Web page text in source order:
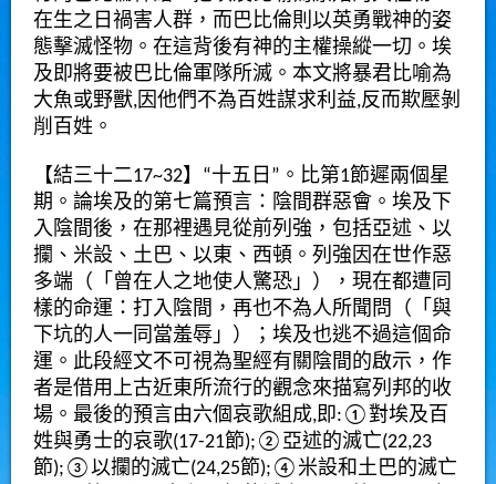
在生之日禍害人群，而巴比倫則以英勇戰神的姿
態擊滅怪物。在這背後有神的主權操縱一切。埃
及即將要被巴比倫軍隊所滅。本文將暴君比喻為
大魚或野獸,因他們不為百姓謀求利益,反而欺壓剝
削百姓。
【結三十二17~32】 “十五日 ” 。比第1節遲兩個星
期。論埃及的第七篇預言：陰間群惡會。埃及下
入陰間後，在那裡遇見從前列強，包括亞述、以
攔、米設、土巴、以東、西頓。列強因在世作惡
多端（「曾在人之地使人驚恐」），現在都遭同
樣的命運：打入陰間，再也不為人所聞問（「與
下坑的人一同當羞辱」）；埃及也逃不過這個命
運。此段經文不可視為聖經有關陰間的啟示，作
者是借用上古近東所流行的觀念來描寫列邦的收
場。最後的預言由六個哀歌組成,即:① 對埃及百
姓與勇士的哀歌(17-21節);② 亞述的滅亡(22,23
節);③以攔的滅亡(24,25節);④ 米設和土巴的滅亡